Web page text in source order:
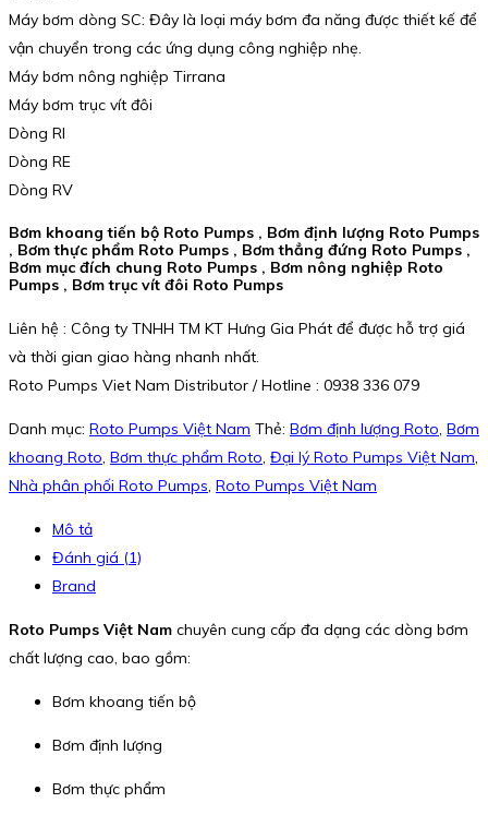
Máy bơm dòng SC: Đây là loại máy bơm đa năng được thiết kế để
vận chuyển trong các ứng dụng công nghiệp nhẹ.
Máy bơm nông nghiệp Tirrana
Máy bơm trục vít đôi
Dòng RI
Dòng RE
Dòng RV
Bơm khoang tiến bộ Roto Pumps , Bơm định lượng Roto Pumps
, Bơm thực phẩm Roto Pumps , Bơm thẳng đứng Roto Pumps ,
Bơm mục đích chung Roto Pumps , Bơm nông nghiệp Roto
Pumps , Bơm trục vít đôi Roto Pumps
Liên hệ : Công ty TNHH TM KT Hưng Gia Phát để được hỗ trợ giá
và thời gian giao hàng nhanh nhất.
Roto Pumps Viet Nam Distributor / Hotline : 0938 336 079
Danh mục: Roto Pumps Việt Nam Thẻ: Bơm định lượng Roto, Bơm
khoang Roto, Bơm thực phẩm Roto, Đại lý Roto Pumps Việt Nam,
Nhà phân phối Roto Pumps, Roto Pumps Việt Nam
Mô tả
Đánh giá (1)
Brand
Roto Pumps Việt Nam chuyên cung cấp đa dạng các dòng bơm
chất lượng cao, bao gồm:
Bơm khoang tiến bộ
Bơm định lượng
Bơm thực phẩm